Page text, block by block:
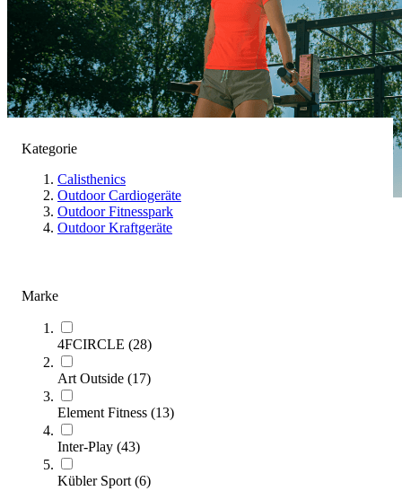
Kategorie
Calisthenics
Outdoor Cardiogeräte
Outdoor Fitnesspark
Outdoor Kraftgeräte
Marke
4FCIRCLE (28)
Art Outside (17)
Element Fitness (13)
Inter-Play (43)
Kübler Sport (6)
Outdoor Fitnessgeräte
Outdoor-Fitnessgeräte entdecken Sie die besten Geräte für effektive
Workouts unter freiem Himmel, perfekt für Parks, Schulen oder den
eigenen Garten.
Zum Ratgeber
Kategorien & Filter
Sie lesen gerade Seite
Seite 2